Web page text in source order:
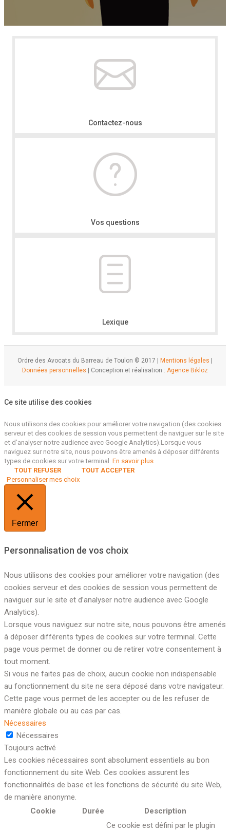
Contactez-nous
Vos questions
Lexique
Ordre des Avocats du Barreau de Toulon © 2017 | Mentions légales
Données personnelles | Conception et réalisation : Agence Bikloz
Ce site utilise des cookies
Nous utilisons des cookies pour améliorer votre navigation (des cookies
serveur et des cookies de session vous permettent de naviguer sur le site
et d’analyser notre audience avec Google Analytics).Lorsque vous
naviguez sur notre site, nous pouvons être amenés à déposer différents
types de cookies sur votre terminal. En savoir plus
TOUT REFUSER
TOUT ACCEPTER
Personnaliser mes choix
Fermer
Personnalisation de vos choix
Nous utilisons des cookies pour améliorer votre navigation (des
cookies serveur et des cookies de session vous permettent de
naviguer sur le site et d’analyser notre audience avec Google
Analytics).
Lorsque vous naviguez sur notre site, nous pouvons être amenés
à déposer différents types de cookies sur votre terminal. Cette
page vous permet de donner ou de retirer votre consentement à
tout moment.
Si vous ne faites pas de choix, aucun cookie non indispensable
au fonctionnement du site ne sera déposé dans votre navigateur.
Cette page vous permet de les accepter ou de les refuser de
manière globale ou au cas par cas.
Nécessaires
Nécessaires
Toujours activé
Les cookies nécessaires sont absolument essentiels au bon
fonctionnement du site Web. Ces cookies assurent les
fonctionnalités de base et les fonctions de sécurité du site Web,
de manière anonyme.
Cookie
Durée Description
Ce cookie est défini par le plugin